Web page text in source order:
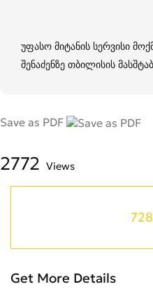
უფასო მიტანის სერვისი
შენაძენზე თბილისის
Save as PDF
2772 Views
Get More Details